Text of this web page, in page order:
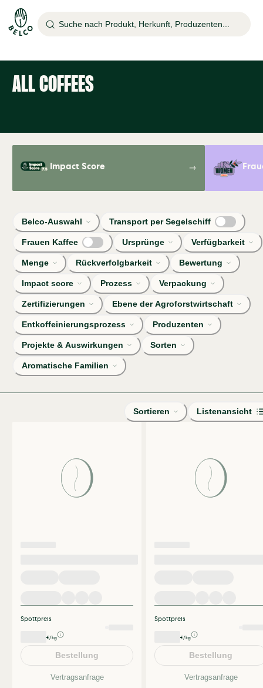
Suche nach Produkt, Herkunft, Produzenten...
ALL COFFEES
Impact Score
Belco-Auswahl Transport per Segelschiff
Frauen Kaffee Ursprünge Verfügbarkeit
Menge Rückverfolgbarkeit Bewertung
Impact score Prozess Verpackung
Zertifizierungen Ebene der Agroforstwirtschaft
Entkoffeinierungsprozess Produzenten
Projekte & Auswirkungen Sorten
Aromatische Familien
Sortieren Listenansicht
Spottpreis
€/kg
Bestellung
Vertragsanfrage
Spottpreis
€/kg
Bestellung
Vertragsanfrage